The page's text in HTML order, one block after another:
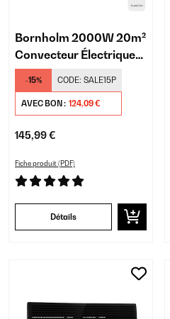
Bornholm 2000W 20m²
Convecteur Électrique
Blanc
-15% CODE: SALE15P
AVEC BON : 124,09 €
145,99 €
Fiche produit (PDF)
Détails